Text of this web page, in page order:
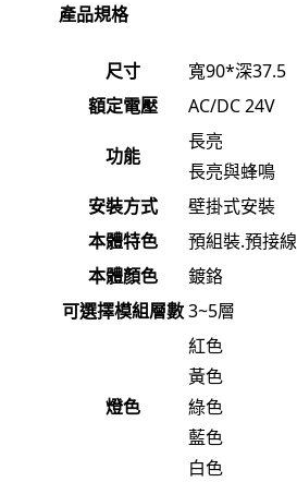
產品規格
尺寸
寬90*深37.5
額定電壓
AC/DC 24V
功能
長亮
長亮與蜂鳴
安裝方式
壁掛式安裝
本體特色
預組裝.預接線
本體顏色
鍍鉻
可選擇模組層數3~5層
燈色
紅色
黃色
綠色
藍色
白色